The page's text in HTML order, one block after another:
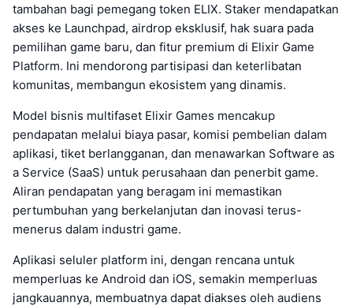
tambahan bagi pemegang token ELIX. Staker mendapatkan
akses ke Launchpad, airdrop eksklusif, hak suara pada
pemilihan game baru, dan fitur premium di Elixir Game
Platform. Ini mendorong partisipasi dan keterlibatan
komunitas, membangun ekosistem yang dinamis.
Model bisnis multifaset Elixir Games mencakup
pendapatan melalui biaya pasar, komisi pembelian dalam
aplikasi, tiket berlangganan, dan menawarkan Software as
a Service (SaaS) untuk perusahaan dan penerbit game.
Aliran pendapatan yang beragam ini memastikan
pertumbuhan yang berkelanjutan dan inovasi terus-
menerus dalam industri game.
Aplikasi seluler platform ini, dengan rencana untuk
memperluas ke Android dan iOS, semakin memperluas
jangkauannya, membuatnya dapat diakses oleh audiens